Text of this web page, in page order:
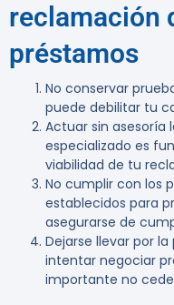
reclamación
préstamos
No conservar
puede debilitar tu
Actuar sin asesoría
especializado es
viabilidad de tu
No cumplir con los
establecidos para
asegurarse de
Dejarse llevar por la
intentar negociar
importante no